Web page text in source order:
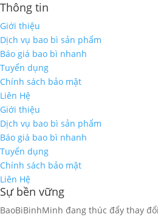
Thông tin
Giới thiệu
Dịch vụ bao bì sản phẩm
Báo giá bao bì nhanh
Tuyển dụng
Chính sách bảo mật
Liên Hệ
Giới thiệu
Dịch vụ bao bì sản phẩm
Báo giá bao bì nhanh
Tuyển dụng
Chính sách bảo mật
Liên Hệ
Sự bền vững
BaoBiBinhMinh đang thúc đẩy thay